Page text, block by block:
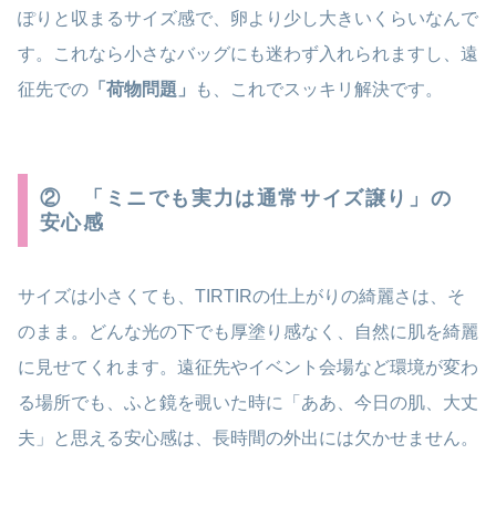
ぽりと収まるサイズ感で、卵より少し大きいくらいなんで
す。これなら小さなバッグにも迷わず入れられますし、遠
征先での 「荷物問題」 も、これでスッキリ解決です。
② 「ミニでも実力は通常サイズ譲り」の
安心感
サイズは小さくても、TIRTIRの仕上がりの綺麗さは、そ
のまま。どんな光の下でも厚塗り感なく、自然に肌を綺麗
に見せてくれます。遠征先やイベント会場など環境が変わ
る場所でも、ふと鏡を覗いた時に「ああ、今日の肌、大丈
夫」と思える安心感は、長時間の外出には欠かせません。